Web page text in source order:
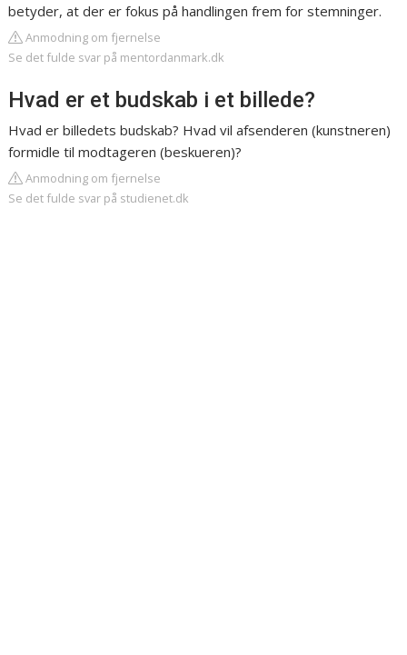
betyder, at der er fokus på handlingen frem for stemninger.
Anmodning om fjernelse
Se det fulde svar på mentordanmark.dk
Hvad er et budskab i et billede?
Hvad er billedets budskab? Hvad vil afsenderen (kunstneren)
formidle til modtageren (beskueren)?
Anmodning om fjernelse
Se det fulde svar på studienet.dk